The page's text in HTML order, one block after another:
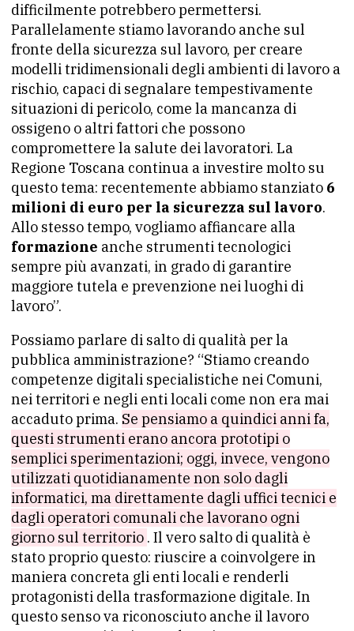
difficilmente potrebbero permettersi.
Parallelamente stiamo lavorando anche sul
fronte della sicurezza sul lavoro, per creare
modelli tridimensionali degli ambienti di lavoro a
rischio, capaci di segnalare tempestivamente
situazioni di pericolo, come la mancanza di
ossigeno o altri fattori che possono
compromettere la salute dei lavoratori. La
Regione Toscana continua a investire molto su
questo tema: recentemente abbiamo stanziato 6
milioni di euro per la sicurezza sul lavoro.
Allo stesso tempo, vogliamo affiancare alla
formazione anche strumenti tecnologici
sempre più avanzati, in grado di garantire
maggiore tutela e prevenzione nei luoghi di
lavoro”.
Possiamo parlare di salto di qualità per la
pubblica amministrazione? “Stiamo creando
competenze digitali specialistiche nei Comuni,
nei territori e negli enti locali come non era mai
accaduto prima. Se pensiamo a quindici anni fa,
questi strumenti erano ancora prototipi o
semplici sperimentazioni; oggi, invece, vengono
utilizzati quotidianamente non solo dagli
informatici, ma direttamente dagli uffici tecnici e
dagli operatori comunali che lavorano ogni
giorno sul territorio . Il vero salto di qualità è
stato proprio questo: riuscire a coinvolgere in
maniera concreta gli enti locali e renderli
protagonisti della trasformazione digitale. In
questo senso va riconosciuto anche il lavoro